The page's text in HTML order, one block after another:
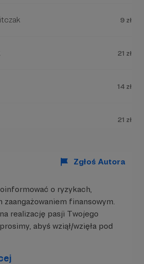
9 zł
21 zł
14 zł
21 zł
Zgłoś Autora
o ryzykach,
zaangażowaniem finansowym.
realizację pasji Twojego
abyś wziął/wzięła pod